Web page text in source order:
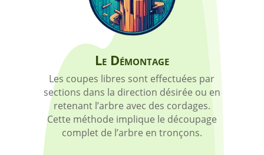
Le Démontage
Les coupes libres sont effectuées par
sections dans la direction désirée ou en
retenant l’arbre avec des cordages.
Cette méthode implique le découpage
complet de l’arbre en tronçons.